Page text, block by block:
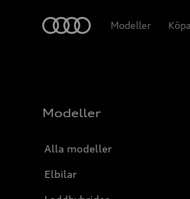
Modeller Köpa
Modeller
Alla modeller
Elbilar